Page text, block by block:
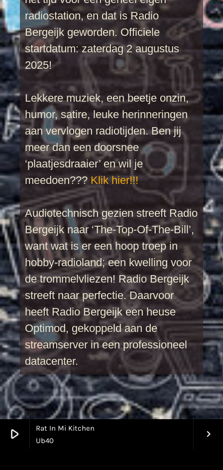
play_arrow
Rat In Mi Kitchen
Ub40
keyboard_arrow_right
radiostation, en dat is Radio
Bergeijk geworden. Officiele
startdatum: zaterdag 2 augustus
2025!
Lekkere muziek, een beetje onzin,
humor, satire, leuke herinneringen
aan vervlogen radiotijden. Ben jij
meer dan een doorsnee
‘plaatjesdraaier’ en wil je
meedoen??? Klik hier!!!
Audiotechnisch gezien streeft Radio
Bergeijk naar ‘The-Top-Of-The-Bill’,
want wat is er een hoop troep in
hobby-radioland; een kwelling voor
de trommelvliezen! Radio Bergeijk
streeft naar perfectie. Daarvoor
heeft Radio Bergeijkeen heuse
Optimod, gekoppeld aan de
streamserver in een professioneel
datacenter.